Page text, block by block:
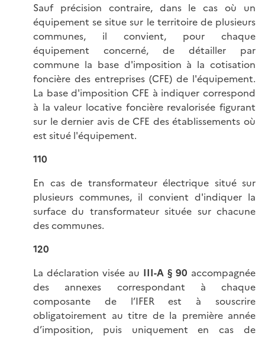
Sauf précision contraire, dans le cas où un
équipement se situe sur le territoire de plusieurs
communes, il convient, pour chaque
équipement concerné, de détailler par
commune la base d'imposition à la cotisation
foncière des entreprises (CFE) de l'équipement.
La base d'imposition CFE à indiquer correspond
à la valeur locative foncière revalorisée figurant
sur le dernier avis de CFE des établissements où
est situé l'équipement.
110
En cas de transformateur électrique situé sur
plusieurs communes, il convient d'indiquer la
surface du transformateur située sur chacune
des communes.
120
La déclaration visée au III-A § 90 accompagnée
des annexes correspondant à chaque
composante de l’IFER est à souscrire
obligatoirement au titre de la première année
d’imposition, puis uniquement en cas de